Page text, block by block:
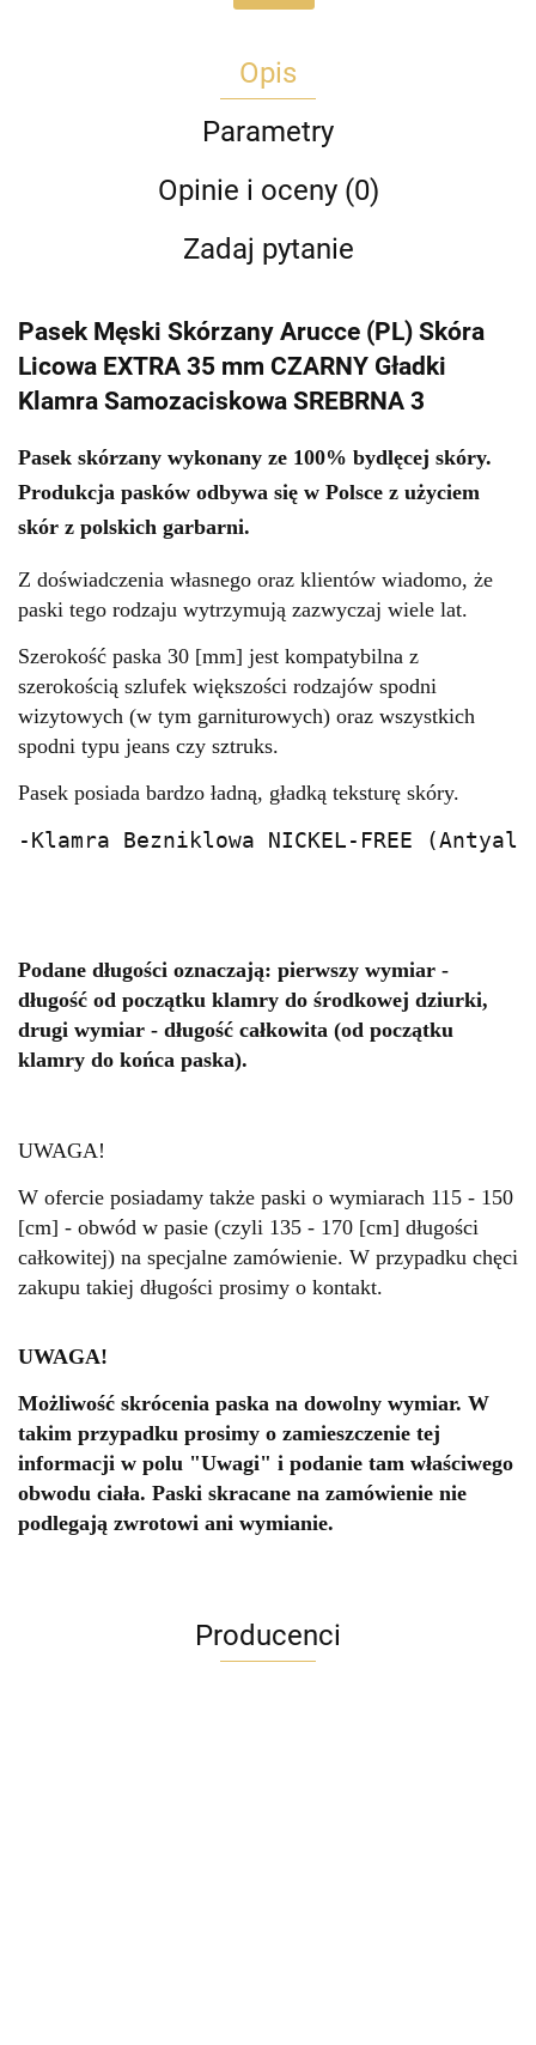
Opis
Parametry
Opinie i oceny (0)
Zadaj pytanie
Pasek Męski Skórzany Arucce (PL) Skóra
Licowa EXTRA 35 mm CZARNY Gładki
Klamra Samozaciskowa SREBRNA 3
Pasek skórzany wykonany ze 100% bydlęcej skóry.
Produkcja pasków odbywa się w Polsce z użyciem
skór z polskich garbarni.
Z doświadczenia własnego oraz klientów wiadomo, że
paski tego rodzaju wytrzymują zazwyczaj wiele lat.
Szerokość paska 30 [mm] jest kompatybilna z
szerokością szlufek większości rodzajów spodni
wizytowych (w tym garniturowych) oraz wszystkich
spodni typu jeans czy sztruks.
Pasek posiada bardzo ładną, gładką teksturę skóry.
-Klamra Bezniklowa NICKEL-FREE
Podane długości oznaczają: pierwszy wymiar -
długość od początku klamry do środkowej dziurki,
drugi wymiar - długość całkowita (od początku
klamry do końca paska).
UWAGA!
W ofercie posiadamy także paski o wymiarach 115 - 150
[cm] - obwód w pasie (czyli 135 - 170 [cm] długości
całkowitej) na specjalne zamówienie. W przypadku chęci
zakupu takiej długości prosimy o kontakt.
UWAGA!
Możliwość skrócenia paska na dowolny wymiar. W
takim przypadku prosimy o zamieszczenie tej
informacji w polu "Uwagi" i podanie tam właściwego
obwodu ciała. Paski skracane na zamówienie nie
podlegają zwrotowi ani wymianie.
Producenci